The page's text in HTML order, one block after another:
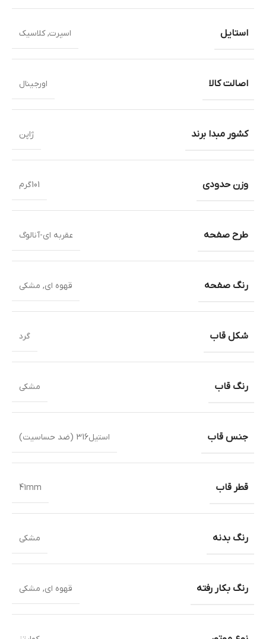
استایل اسپرت,کلاسیک
اصالت کالا اورجینال
کشور مبدا برند ژاپن
وزن حدودی 101گرم
طرح صفحه عقربه ای-آنالوگ
رنگ صفحه قهوه ای, مشکی
شکل قاب گرد
رنگ قاب مشکی
جنس قاب استیل316 (ضد حساسیت)
قطر قاب 41mm
رنگ بدنه مشکی
رنگ بکار رفته قهوه ای, مشکی